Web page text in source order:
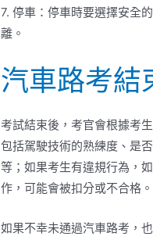
7. 停車：停車時要選擇安全
離。
汽車路考結
考試結束後，考官會根據考
包括駕駛技術的熟練度、是
等；如果考生有違規行為，
作，可能會被扣分或不合格。
如果不幸未通過汽車路考，